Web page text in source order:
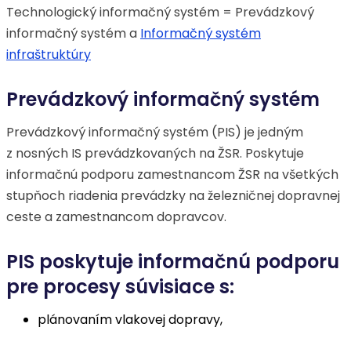
Technologický informačný systém = Prevádzkový
informačný systém a Informačný systém
infraštruktúry
Prevádzkový informačný systém
Prevádzkový informačný systém (PIS) je jedným
z nosných IS prevádzkovaných na ŽSR. Poskytuje
informačnú podporu zamestnancom ŽSR na všetkých
stupňoch riadenia prevádzky na železničnej dopravnej
ceste a zamestnancom dopravcov.
PIS poskytuje informačnú podporu
pre procesy súvisiace s:
plánovaním vlakovej dopravy,